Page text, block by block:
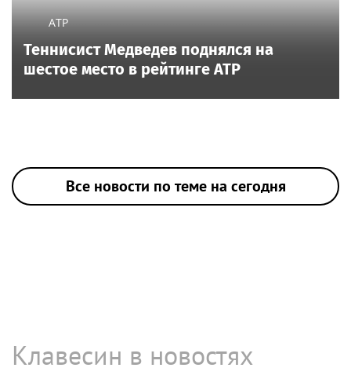
ATP
Теннисист Медведев поднялся на
шестое место в рейтинге ATP
Все новости по теме на сегодня
Клавесин в новостях